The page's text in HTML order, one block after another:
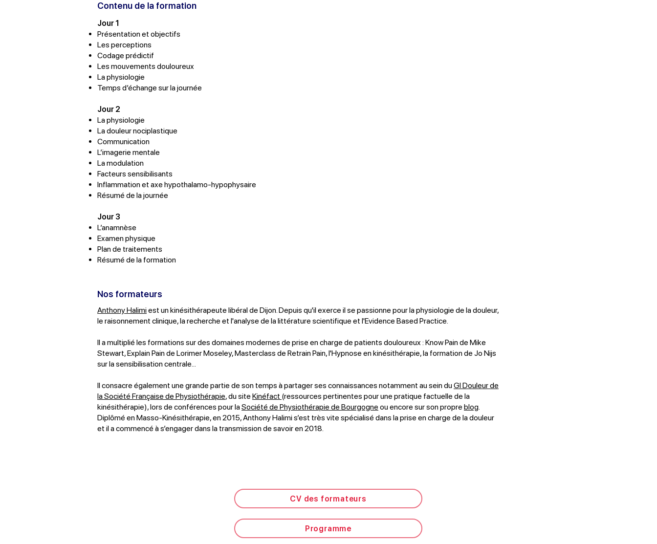
Contenu de la formation
Jour 1
Présentation et objectifs
Les perceptions
Codage prédictif
Les mouvements douloureux
La physiologie
Temps d’échange sur la journée
Jour 2
La physiologie
La douleur nociplastique
Communication
L’imagerie mentale
La modulation
Facteurs sensibilisants
Inflammation et axe hypothalamo-hypophysaire
Résumé de la journée
Jour 3
L’anamnèse
Examen physique
Plan de traitements
Résumé de la formation
Nos formateurs
Anthony Halimiest un kinésithérapeute libéral de Dijon. Depuis qu'il exerce il se passionne pour la physiologie de la douleur,
le raisonnement clinique, la recherche et l'analyse de la littérature scientifique et l'Evidence Based Practice.
Il a multiplié les formations sur des domaines modernes de prise en charge de patients douloureux : Know Pain de Mike
Stewart, Explain Pain de Lorimer Moseley, Masterclass de Retrain Pain, l'Hypnose en kinésithérapie, la formation de Jo Nijs
sur la sensibilisation centrale...
Il consacre également une grande partie de son temps à partager ses connaissances notamment au sein duGI Douleur de
la Société Française de Physiothérapie, du site Kinéfact (ressources pertinentes pour une pratique factuelle de la
kinésithérapie), lors de conférences pour laSociété de Physiothérapie de Bourgogne ou encore sur son propre blog.
Diplômé en Masso-Kinésithérapie, en 2015, Anthony Halimi s’est très vite spécialisé dans la prise en charge de la douleur
et il a commencé à s’engager dans la transmission de savoir en 2018.
CV des formateurs
Programme